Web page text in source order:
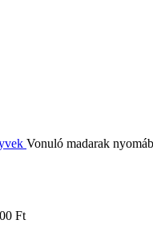
Vonuló madarak
Ft